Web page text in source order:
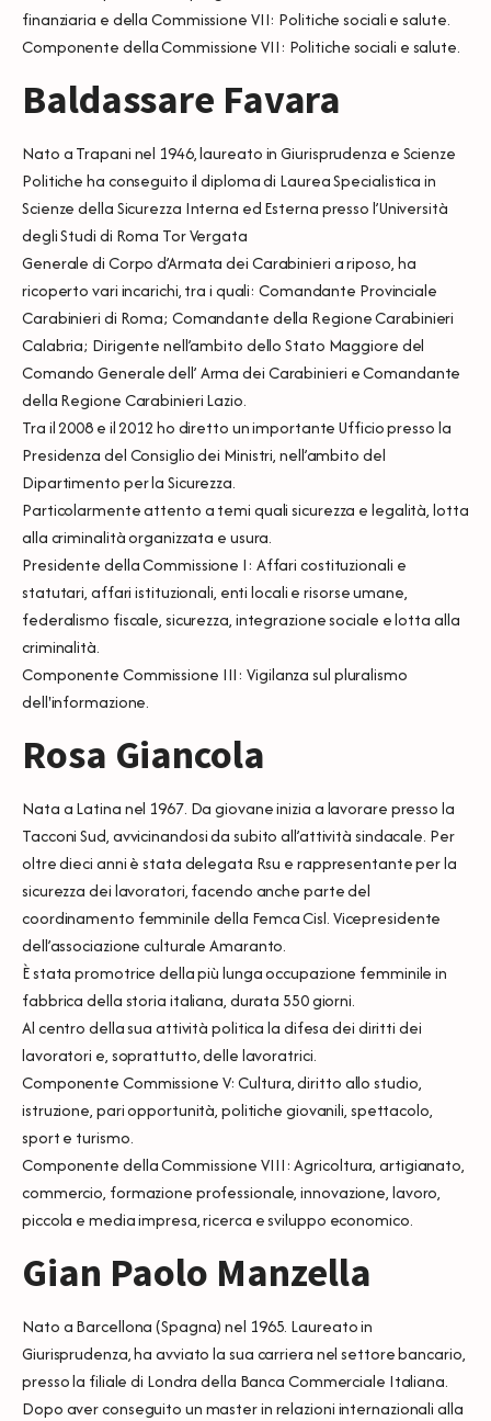
finanziaria e della Commissione VII: Politiche sociali e salute.
Componente della Commissione VII: Politiche sociali e salute.
Baldassare Favara
Nato a Trapani nel 1946, laureato in Giurisprudenza e Scienze
Politiche ha conseguito il diploma di Laurea Specialistica in
Scienze della Sicurezza Interna ed Esterna presso l’Università
degli Studi di Roma Tor Vergata
Generale di Corpo d’Armata dei Carabinieri a riposo, ha
ricoperto vari incarichi, tra i quali: Comandante Provinciale
Carabinieri di Roma; Comandante della Regione Carabinieri
Calabria; Dirigente nell’ambito dello Stato Maggiore del
Comando Generale dell’ Arma dei Carabinieri e Comandante
della Regione Carabinieri Lazio.
Tra il 2008 e il 2012 ho diretto un importante Ufficio presso la
Presidenza del Consiglio dei Ministri, nell’ambito del
Dipartimento per la Sicurezza.
Particolarmente attento a temi quali sicurezza e legalità, lotta
alla criminalità organizzata e usura.
Presidente della Commissione I: Affari costituzionali e
statutari, affari istituzionali, enti locali e risorse umane,
federalismo fiscale, sicurezza, integrazione sociale e lotta alla
criminalità.
Componente Commissione III: Vigilanza sul pluralismo
dell'informazione.
Rosa Giancola
Nata a Latina nel 1967. Da giovane inizia a lavorare presso la
Tacconi Sud, avvicinandosi da subito all’attività sindacale. Per
oltre dieci anni è stata delegata Rsu e rappresentante per la
sicurezza dei lavoratori, facendo anche parte del
coordinamento femminile della Femca Cisl. Vicepresidente
dell’associazione culturale Amaranto.
È stata promotrice della più lunga occupazione femminile in
fabbrica della storia italiana, durata 550 giorni.
Al centro della sua attività politica la difesa dei diritti dei
lavoratori e, soprattutto, delle lavoratrici.
Componente Commissione V: Cultura, diritto allo studio,
istruzione, pari opportunità, politiche giovanili, spettacolo,
sport e turismo.
Componente della Commissione VIII: Agricoltura, artigianato,
commercio, formazione professionale, innovazione, lavoro,
piccola e media impresa, ricerca e sviluppo economico.
Gian Paolo Manzella
Nato a Barcellona (Spagna) nel 1965. Laureato in
Giurisprudenza, ha avviato la sua carriera nel settore bancario,
presso la filiale di Londra della Banca Commerciale Italiana.
Dopo aver conseguito un master in relazioni internazionali alla